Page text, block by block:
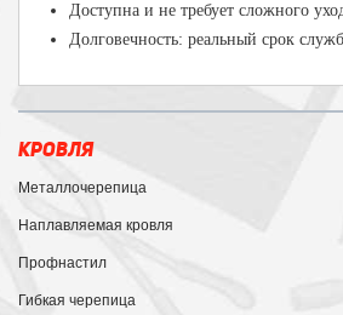
Доступна и не требует сложного
Долговечность: реальный срок
КРОВЛЯ
Металлочерепица
Наплавляемая кровля
Профнастил
Гибкая черепица